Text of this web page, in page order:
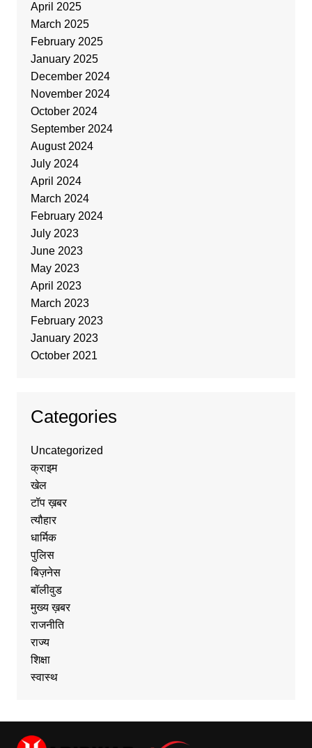
April 2025
March 2025
February 2025
January 2025
December 2024
November 2024
October 2024
September 2024
August 2024
July 2024
April 2024
March 2024
February 2024
July 2023
June 2023
May 2023
April 2023
March 2023
February 2023
January 2023
October 2021
Categories
Uncategorized
क्राइम
खेल
टॉप ख़बर
त्यौहार
धार्मिक
पुलिस
बिज़नेस
बॉलीवुड
मुख्य ख़बर
राजनीति
राज्य
शिक्षा
स्वास्थ